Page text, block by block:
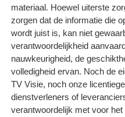
materiaal. Hoewel uiterste
zorgen dat de informatie die
wordt juist is, kan niet
verantwoordelijkheid
nauwkeurigheid, de
volledigheid ervan. Noch de
TV Visie, noch onze
dienstverleners of
verantwoordelijk met voor